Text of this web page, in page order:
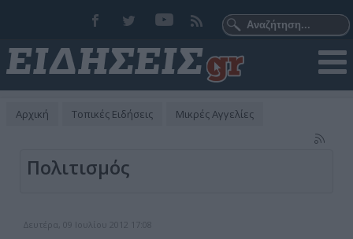
Αρχική Τοπικές Ειδήσεις Μικρές Αγγελίες
Πολιτισμός
Δευτέρα, 09 Ιουλίου 2012 17:08